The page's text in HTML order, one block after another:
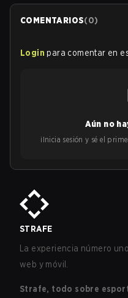
COMENTARIOS(0)
Login para comentar en
Aún no
¡Inicia sesión y sé el
STRAFE
La experiencia número
web y móvil.
Strafe, todo sobre